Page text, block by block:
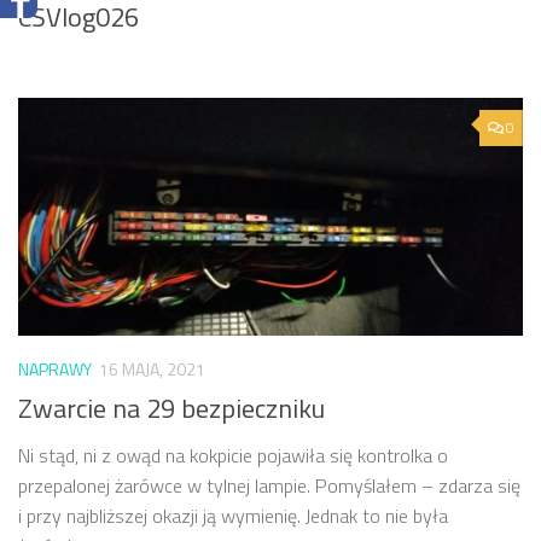
CSVlog026
0
NAPRAWY 16 MAJA, 2021
Zwarcie na 29 bezpieczniku
Ni stąd, ni z owąd na kokpicie pojawiła się kontrolka o
przepalonej żarówce w tylnej lampie. Pomyślałem – zdarza się
i przy najbliższej okazji ją wymienię. Jednak to nie była